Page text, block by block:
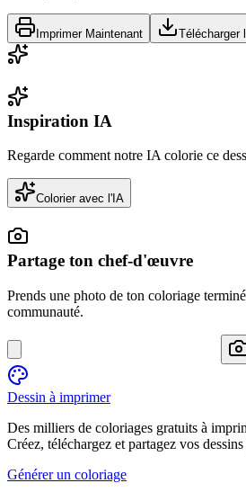
Imprimer Maintenant Télécharger
Inspiration IA
Regarde comment notre IA colorie ce
Colorier avec l'IA
Partage ton chef-d'œuvre
Prends une photo de ton coloriage
communauté.
Dessin à imprimer
Des milliers de coloriages gratuits à
Créez, téléchargez et partagez vos
Générer un coloriage